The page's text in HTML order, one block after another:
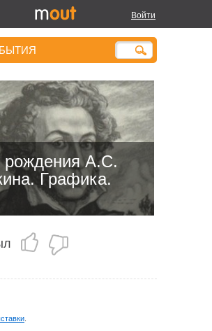
Войти
рождения А.С.
Графика.